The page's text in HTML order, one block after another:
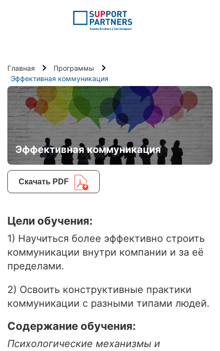
Главная
Программы
Эффективная коммуникация
Эффективная коммуникация
Скачать PDF
Цели обучения:
1) Научиться более эффективно строить
коммуникации внутри компании и за её
пределами.
2) Освоить конструктивные практики
коммуникации с разными типами людей.
Содержание обучения:
Психологические механизмы и